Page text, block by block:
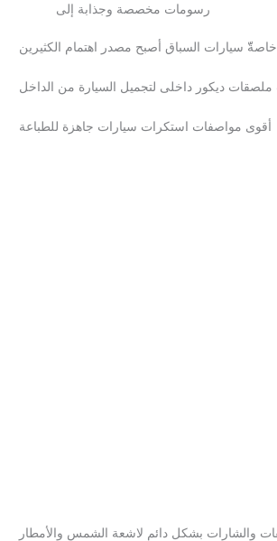
رسومات مخصصة وجذابة إلى
أقوى مواصفات استكرات سيارات جاهزة للطباعة
والشارات بشكل دائم لاشعة الشمس والأمطار